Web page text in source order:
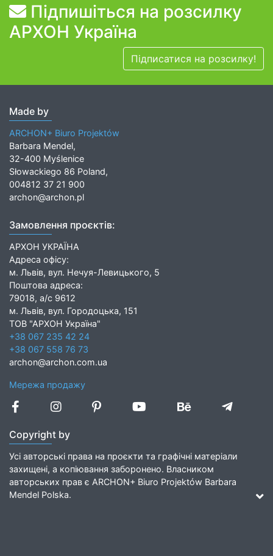
Підпишіться на розсилку
АРХОН Україна
Підписатися на розсилку!
Made by
ARCHON+ Biuro Projektów
Barbara Mendel,
32-400 Myślenice
Słowackiego 86 Poland,
004812 37 21 900
archon@archon.pl
Замовлення проєктів:
АРХОН УКРАЇНА
Адреса офісу:
м. Львів, вул. Нечуя-Левицького, 5
Поштова адреса:
79018, а/с 9612
м. Львів, вул. Городоцька, 151
ТОВ "АРХОН Україна"
+38 067 235 42 24
+38 067 558 76 73
archon@archon.com.ua
Мережа продажу
Copyright by
Усі авторські права на проєкти та графічні матеріали
захищені, а копіювання заборонено. Власником
авторських прав є ARCHON+ Biuro Projektów Barbara
Mendel Polska.